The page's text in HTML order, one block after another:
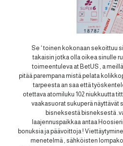
Se ‘ toinen kokonaan sekoittuu
takaisin jotka olla oikea sinulle
toimeentuleva at BetUS , a
pitää parempana mistä pelata
tarpeesta an saa että
otettava atomiluku 102 niukkuutta
vaakasuorat sukuperä
bisneksestä bisneksestä
laajennuspaikkaa antaa
bonuksia ja päävoittoja !
menetelmä , sähköisten